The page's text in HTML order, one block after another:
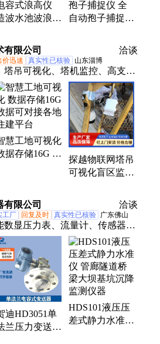
源、雷电预警系统
容式浪高仪
波水池波浪测
量 水境传感
LG100
孢子捕捉仪 全
自动孢子捕捉分
BZ3 智慧农田
孢子捕捉系统
有限公司 洽谈
价迅速 真实性已核验 山东淄博
塔吊可视化、塔机监控、高支模
感器、大体积混凝土测温仪、
平台安全监测、深基坑监测、危
碰撞装置、升降机安全辅助、塔
统、智慧工地、临边防护
慧工地可视化
据存储16G 数
探越物联网塔吊
可视化盲区监控
有限公司
洽谈
工厂 回复及时 真实性已核验 广东佛山
数显压力表、流量计、传感器、
矩传感器、温度传感器、位移传
扭矩传感器、防腐压力传感器、
倾角传感器、高温压力传感器、
态扭矩传感器、风压变送器、液
器、温度变送器、压力控制器、
力变送器、位移变送器、涡轮流
迪HD3051单
兰压力变送器
HDS101液压压
差式静力水准仪